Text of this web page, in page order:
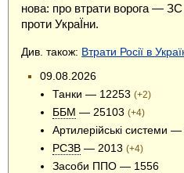
нова: про втрати ворога —
проти УкраЇни.
Див. також: Втрати Росії в
09.08.2026
Танки — 12253 (+2)
ББМ — 25103 (+4)
Артилерійські системи
РСЗВ — 2013 (+4)
Засоби ППО — 1556